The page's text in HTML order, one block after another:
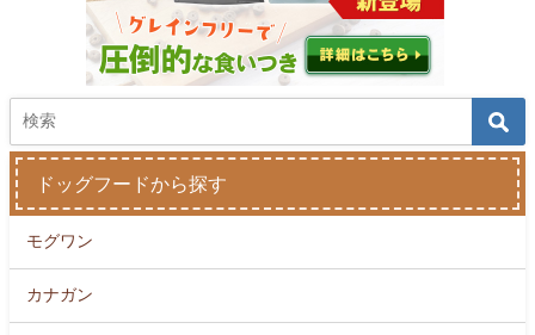
ドッグフードから探す
モグワン
カナガン